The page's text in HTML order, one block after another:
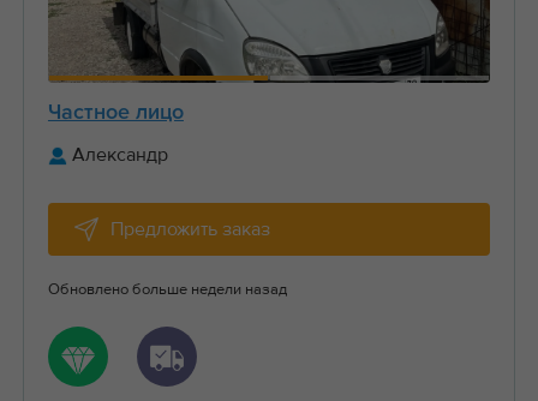
Частное лицо
Александр
Предложить заказ
Обновлено больше недели назад